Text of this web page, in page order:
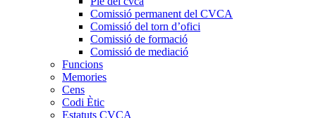
Comissió permanent del CVCA
Comissió del torn d’ofici
Comissió de formació
Comissió de mediació
Funcions
Memories
Cens
Codi Ètic
Estatuts CVCA